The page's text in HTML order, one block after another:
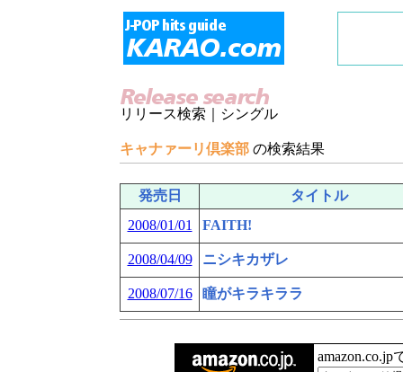
リリース検索｜シングル
キャナァーリ倶楽部 の検索結果
発売日
タイトル
2008/01/01
FAITH!
2008/04/09 ニシキカザレ
2008/07/16 瞳がキラキララ
amazon.co.jp